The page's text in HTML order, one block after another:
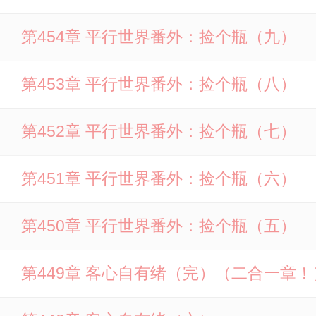
第454章 平行世界番外：捡个瓶（九）
第453章 平行世界番外：捡个瓶（八）
第452章 平行世界番外：捡个瓶（七）
第451章 平行世界番外：捡个瓶（六）
第450章 平行世界番外：捡个瓶（五）
第449章 客心自有绪（完）（二合一章！